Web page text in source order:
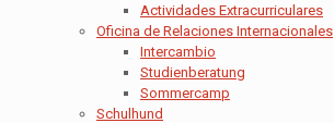
Actividades Extracurriculares
Oficina de Relaciones Internacionales
Intercambio
Studienberatung
Sommercamp
Schulhund